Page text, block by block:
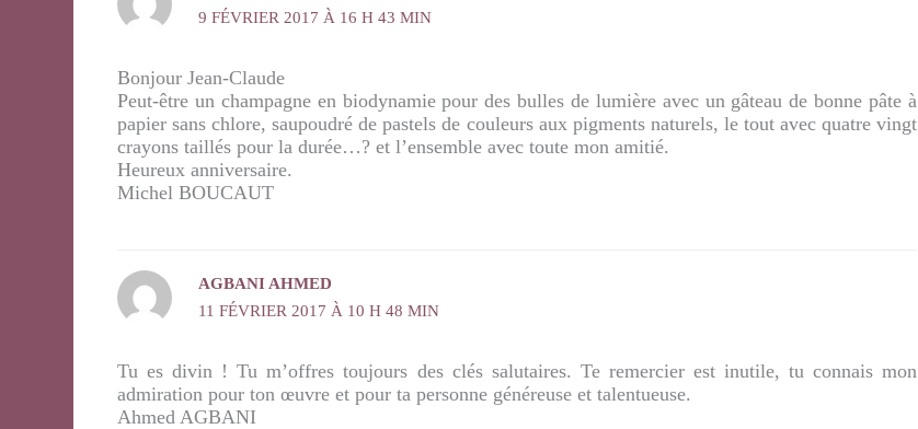
9 FÉVRIER 2017 À 16 H 43 MIN
Bonjour Jean-Claude
Peut-être un champagne en biodynamie pour des bulles de lumière avec un gâteau de bonne pâte à
papier sans chlore, saupoudré de pastels de couleurs aux pigments naturels, le tout avec quatre vingt
crayons taillés pour la durée…? et l’ensemble avec toute mon amitié.
Heureux anniversaire.
Michel BOUCAUT
AGBANI AHMED
11 FÉVRIER 2017 À 10 H 48 MIN
Tu es divin ! Tu m’offres toujours des clés salutaires. Te remercier est inutile, tu connais mon
admiration pour ton œuvre et pour ta personne généreuse et talentueuse.
Ahmed AGBANI